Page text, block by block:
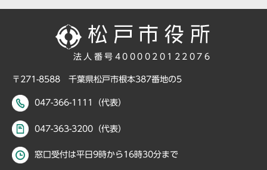
法人番号4000020122076
〒271-8588 千葉県松戸市根本387番地の5
047-366-1111（代表）
047-363-3200（代表）
窓口受付は平日9時から16時30分まで